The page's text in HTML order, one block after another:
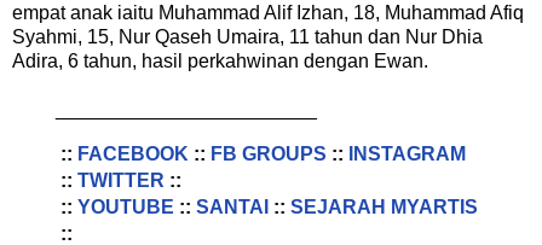
empat anak iaitu Muhammad Alif Izhan, 18, Muhammad Afiq
Syahmi, 15, Nur Qaseh Umaira, 11 tahun dan Nur Dhia
Adira, 6 tahun, hasil perkahwinan dengan Ewan.
:: FACEBOOK :: FB GROUPS ::
INSTAGRAM
:: TWITTER ::
:: YOUTUBE :: SANTAI :: SEJARAH MYARTIS
::